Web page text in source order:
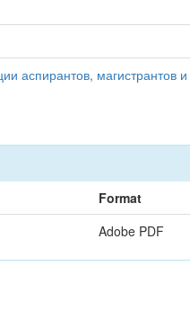
магистрантов и
Format
Adobe PDF